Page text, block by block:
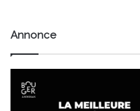
Annonce